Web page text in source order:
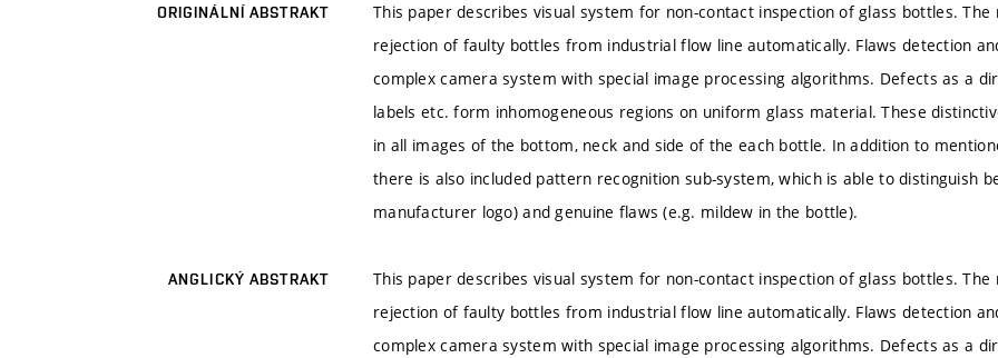
ORIGINÁLNÍ ABSTRAKT
This paper describes visual system for non-contact inspection of glass bottles.
rejection of faulty bottles from industrial flow line automatically. Flaws detection
complex camera system with special image processing algorithms. Defects as a
labels etc. form inhomogeneous regions on uniform glass material. These
in all images of the bottom, neck and side of the each bottle. In addition to
there is also included pattern recognition sub-system, which is able to distinguish
manufacturer logo) and genuine flaws (e.g. mildew in the bottle).
ANGLICKÝ ABSTRAKT
This paper describes visual system for non-contact inspection of glass bottles.
rejection of faulty bottles from industrial flow line automatically. Flaws detection
complex camera system with special image processing algorithms. Defects as a